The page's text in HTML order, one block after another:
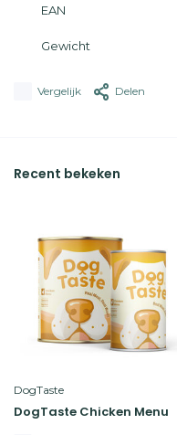
EAN
Gewicht
Vergelijk Delen
Recent bekeken
DogTaste
DogTaste Chicken Menu